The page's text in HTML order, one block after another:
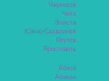
Черкесск
Чита
Элиста
Южно-Сахалинск
Якутск
Ярославль
Абаза
Абакан